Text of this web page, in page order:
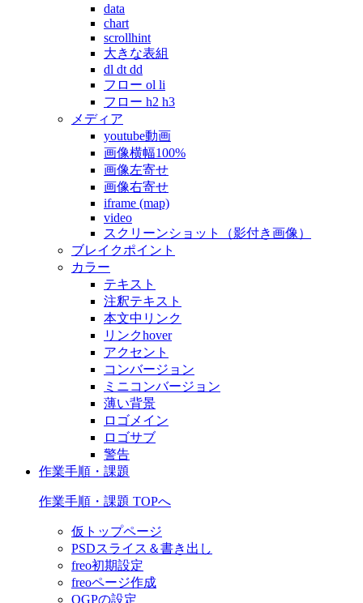
data
chart
scrollhint
大きな表組
dl dt dd
フロー ol li
フロー h2 h3
メディア
youtube動画
画像横幅100%
画像左寄せ
画像右寄せ
iframe (map)
video
スクリーンショット（影付き画像）
ブレイクポイント
カラー
テキスト
注釈テキスト
本文中リンク
リンクhover
アクセント
コンバージョン
ミニコンバージョン
薄い背景
ロゴメイン
ロゴサブ
警告
作業手順・課題
作業手順・課題 TOPへ
仮トップページ
PSDスライス＆書き出し
freo初期設定
freoページ作成
OGPの設定